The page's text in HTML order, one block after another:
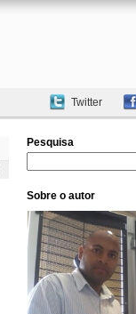
Twitter
Pesquisa
Pesquisar
Sobre o autor